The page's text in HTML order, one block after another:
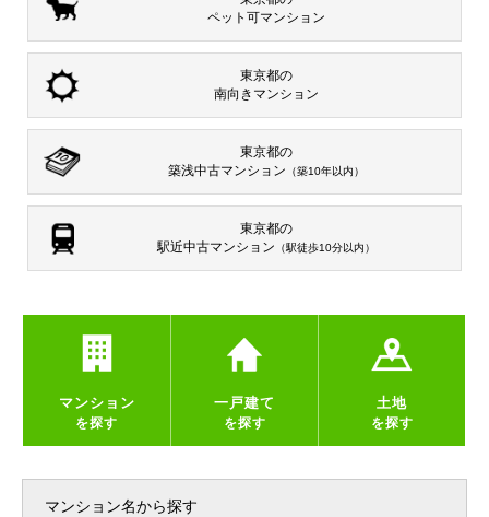
ペット可マンション
東京都の
南向き マンション
東京都の
築浅中古マンション （築10年以内）
東京都の
駅近中古マンション （駅徒歩10分以内）
マンション
を探す
一戸建て
を探す
土地
を探す
マンション名から探す